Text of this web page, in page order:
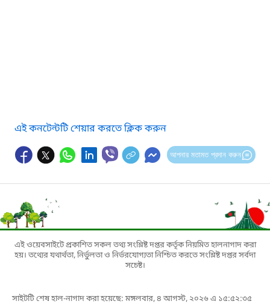
এই কনটেন্টটি শেয়ার করতে ক্লিক করুন
আপনার মতামত প্রদান করুন
এই ওয়েবসাইটে প্রকাশিত সকল তথ্য সংশ্লিষ্ট দপ্তর কর্তৃক নিয়মিত হালনাগাদ করা
হয়। তথ্যের যথার্থতা, নির্ভুলতা ও নির্ভরযোগ্যতা নিশ্চিত করতে সংশ্লিষ্ট দপ্তর সর্বদা
সচেষ্ট।
সাইটটি শেষ হাল-নাগাদ করা হয়েছে: মঙ্গলবার, ৪ আগস্ট, ২০২৬ এ ১৫:৫২:৩৫